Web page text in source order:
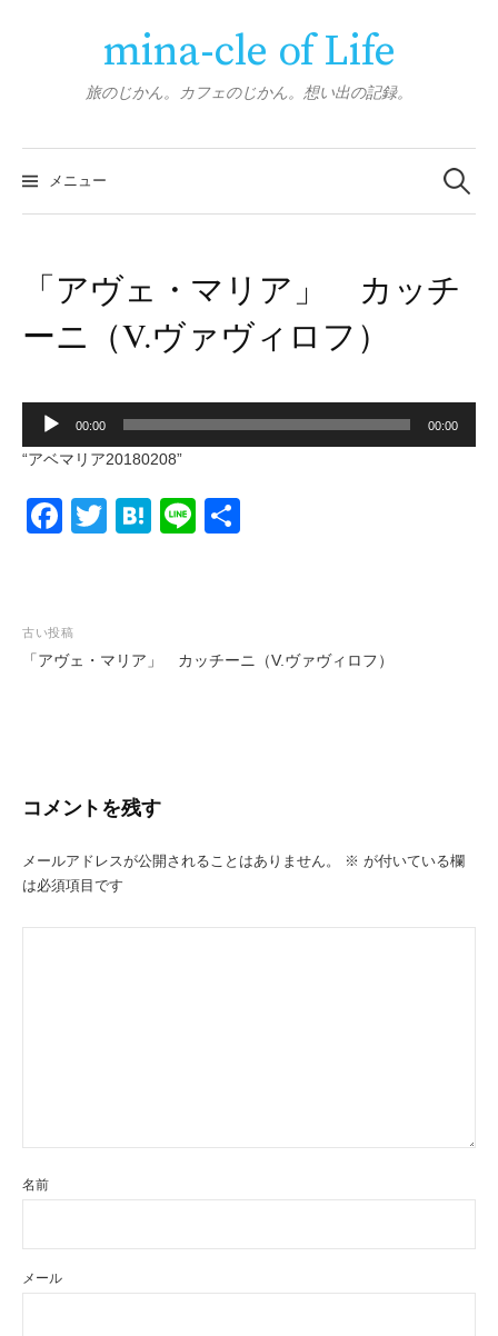
キ
ッ
mina-cle of Life
旅のじかん。カフェのじかん。想い出の記録。
メニュー
索:
「アヴェ・マリア」 カッチ
ーニ（V.ヴァヴィロフ）
プ
ー
00:00 00:00
“アベマリア20180208”
F
e
b
T
H
a
Li
投
稿
ー
ョ
ン
古い投稿
「アヴェ・マリア」 カッチーニ（V.ヴァヴィロフ）
コメントを残す
メールアドレスが公開されることはありません。 ※ が付いている欄
は必須項目です
名前
メール